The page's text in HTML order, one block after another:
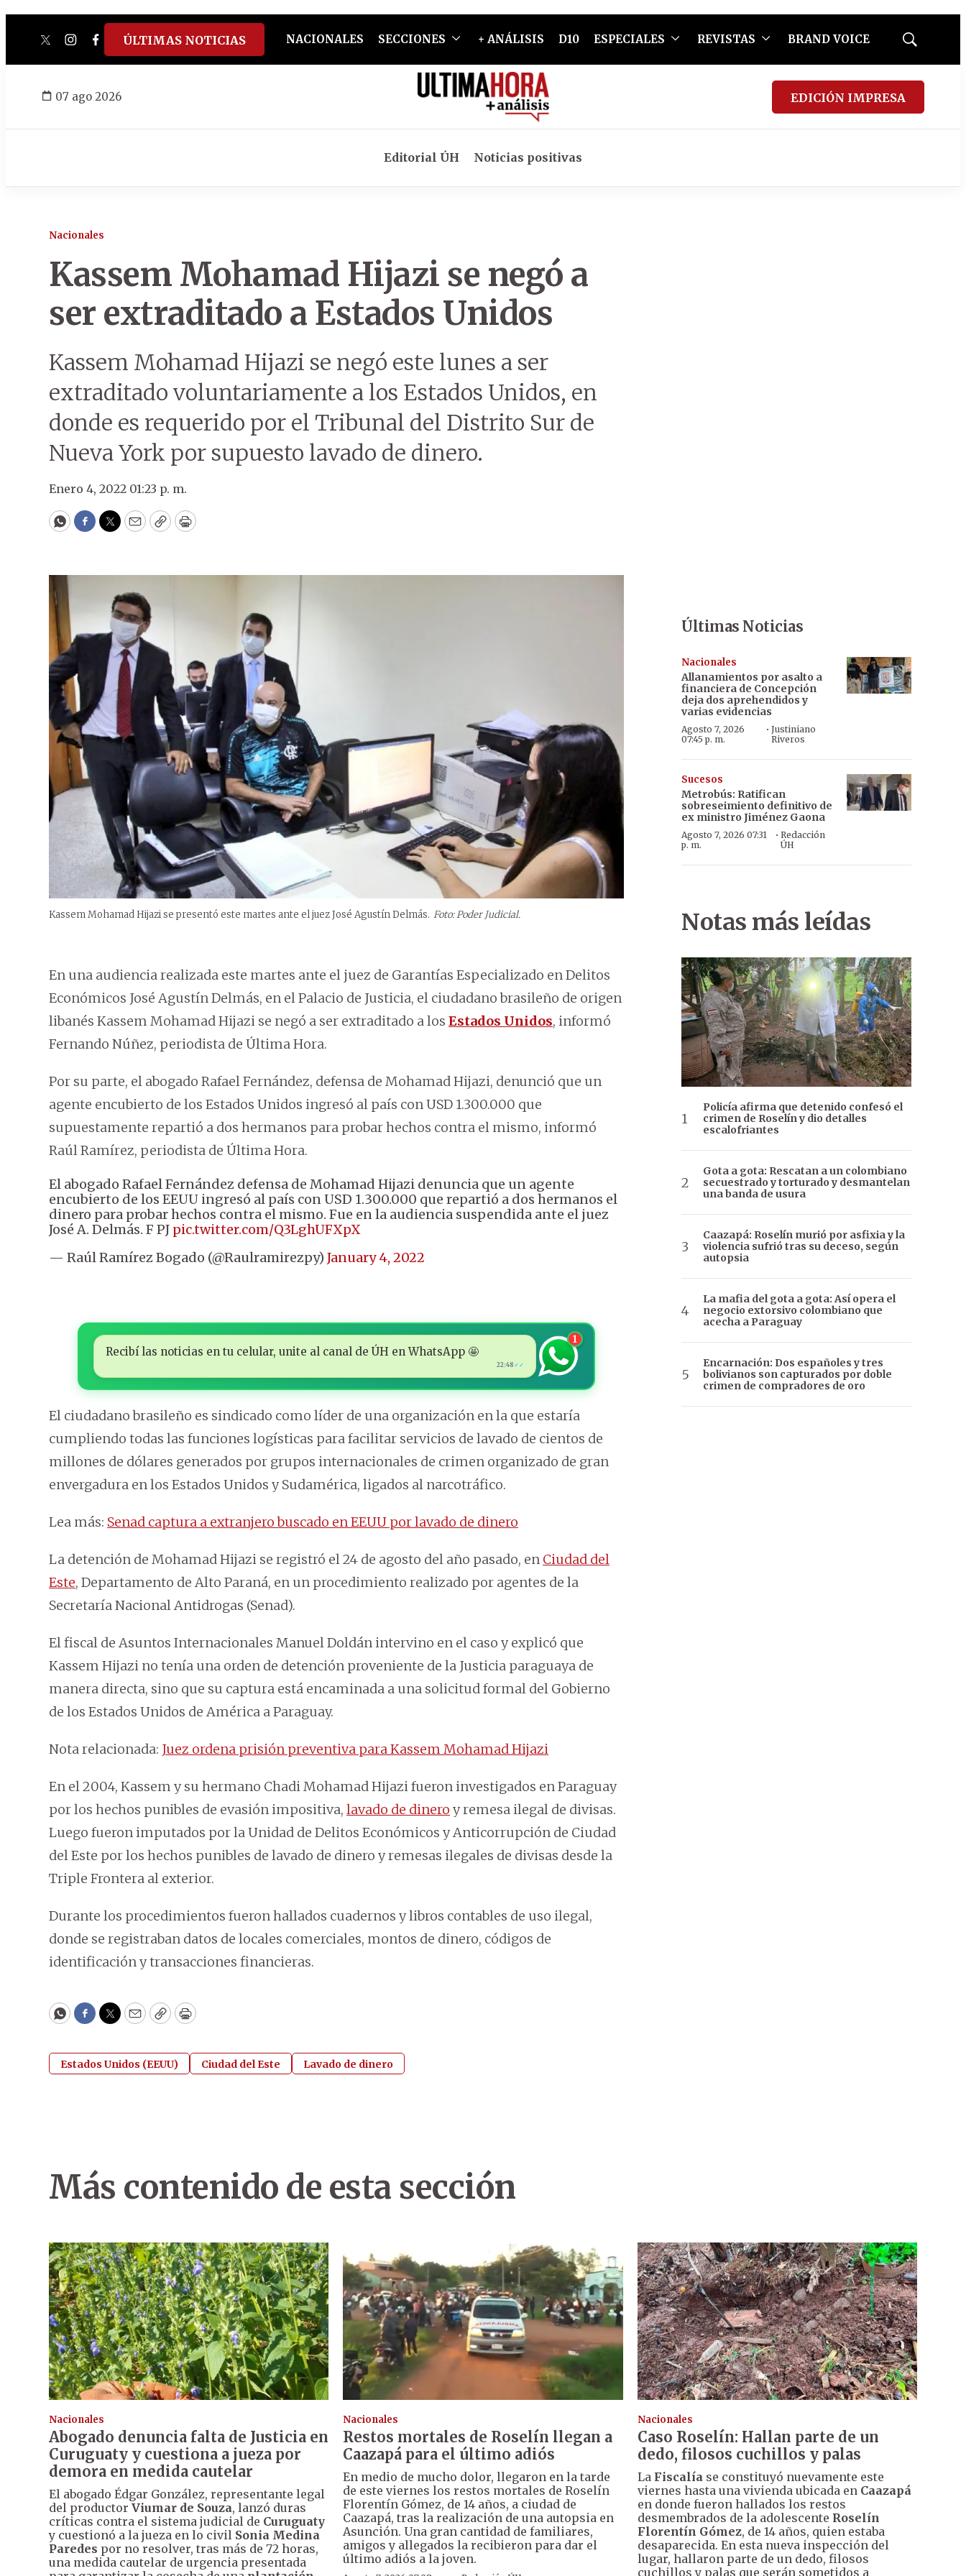
twitterinstagram
facebook
tiktokyoutube
spotify
ÚLTIMAS NOTICIAS NACIONALES SECCIONES + ANÁLISIS D10 ESPECIALES REVISTAS BRAND VOICE
Mostrar
07 ago 2026 EDICIÓN IMPRESA
Editorial ÚH Noticias positivas
Nacionales
Kassem Mohamad Hijazi se negó a
ser extraditado a Estados Unidos
Kassem Mohamad Hijazi se negó este lunes a ser
extraditado voluntariamente a los Estados Unidos, en
donde es requerido por el Tribunal del Distrito Sur de
Nueva York por supuesto lavado de dinero.
Enero 4, 2022 01:23 p. m.
WhatsApp
Facebook
Twitter
EmailCopyPrint
Kassem Mohamad Hijazi se presentó este martes ante el juez José Agustín Delmás. Foto: Poder Judicial.
En una audiencia realizada este martes ante el juez de Garantías Especializado en Delitos
Económicos José Agustín Delmás, en el Palacio de Justicia, el ciudadano brasileño de origen
libanés Kassem Mohamad Hijazi se negó a ser extraditado a los Estados Unidos, informó
Fernando Núñez, periodista de Última Hora.
Por su parte, el abogado Rafael Fernández, defensa de Mohamad Hijazi, denunció que un
agente encubierto de los Estados Unidos ingresó al país con USD 1.300.000 que
supuestamente repartió a dos hermanos para probar hechos contra el mismo, informó
Raúl Ramírez, periodista de Última Hora.
El abogado Rafael Fernández defensa de Mohamad Hijazi denuncia que un agente
encubierto de los EEUU ingresó al país con USD 1.300.000 que repartió a dos hermanos el
dinero para probar hechos contra el mismo. Fue en la audiencia suspendida ante el juez
José A. Delmás. F PJ pic.twitter.com/Q3LghUFXpX
— Raúl Ramírez Bogado (@Raulramirezpy) January 4, 2022
Recibí las noticias en tu celular, unite al canal de ÚH en WhatsApp 🤩
22:48 ✓✓
1
El ciudadano brasileño es sindicado como líder de una organización en la que estaría
cumpliendo todas las funciones logísticas para facilitar servicios de lavado de cientos de
millones de dólares generados por grupos internacionales de crimen organizado de gran
envergadura en los Estados Unidos y Sudamérica, ligados al narcotráfico.
Lea más: Senad captura a extranjero buscado en EEUU por lavado de dinero
La detención de Mohamad Hijazi se registró el 24 de agosto del año pasado, en Ciudad del
Este, Departamento de Alto Paraná, en un procedimiento realizado por agentes de la
Secretaría Nacional Antidrogas (Senad).
El fiscal de Asuntos Internacionales Manuel Doldán intervino en el caso y explicó que
Kassem Hijazi no tenía una orden de detención proveniente de la Justicia paraguaya de
manera directa, sino que su captura está encaminada a una solicitud formal del Gobierno
de los Estados Unidos de América a Paraguay.
Nota relacionada: Juez ordena prisión preventiva para Kassem Mohamad Hijazi
En el 2004, Kassem y su hermano Chadi Mohamad Hijazi fueron investigados en Paraguay
por los hechos punibles de evasión impositiva, lavado de dinero y remesa ilegal de divisas.
Luego fueron imputados por la Unidad de Delitos Económicos y Anticorrupción de Ciudad
del Este por los hechos punibles de lavado de dinero y remesas ilegales de divisas desde la
Triple Frontera al exterior.
Durante los procedimientos fueron hallados cuadernos y libros contables de uso ilegal,
donde se registraban datos de locales comerciales, montos de dinero, códigos de
identificación y transacciones financieras.
WhatsApp
Facebook
Twitter
EmailCopyPrint
Estados Unidos (EEUU) Ciudad del Este Lavado de dinero
Últimas Noticias
Nacionales
Allanamientos por asalto a
financiera de Concepción
deja dos aprehendidos y
varias evidencias
Agosto 7, 2026
07:45 p. m.
·Justiniano
Riveros
Sucesos
Metrobús: Ratifican
sobreseimiento definitivo de
ex ministro Jiménez Gaona
Agosto 7, 2026 07:31
p. m.
·Redacción
ÚH
Notas más leídas
Policía afirma que detenido confesó el
crimen de Roselín y dio detalles
escalofriantes
Gota a gota: Rescatan a un colombiano
secuestrado y torturado y desmantelan
una banda de usura
Caazapá: Roselín murió por asfixia y la
violencia sufrió tras su deceso, según
autopsia
La mafia del gota a gota: Así opera el
negocio extorsivo colombiano que
acecha a Paraguay
Encarnación: Dos españoles y tres
bolivianos son capturados por doble
crimen de compradores de oro
Más contenido de esta sección
Nacionales
Abogado denuncia falta de Justicia en
Curuguaty y cuestiona a jueza por
demora en medida cautelar
El abogado Édgar González, representante legal
del productor Viumar de Souza, lanzó duras
críticas contra el sistema judicial de Curuguaty
y cuestionó a la jueza en lo civil Sonia Medina
Paredes por no resolver, tras más de 72 horas,
una medida cautelar de urgencia presentada
Nacionales
Restos mortales de Roselín llegan a
Caazapá para el último adiós
En medio de mucho dolor, llegaron en la tarde
de este viernes los restos mortales de Roselín
Florentín Gómez, de 14 años, a ciudad de
Caazapá, tras la realización de una autopsia en
Asunción. Una gran cantidad de familiares,
amigos y allegados la recibieron para dar el
último adiós a la joven.
Nacionales
Caso Roselín: Hallan parte de un
dedo, filosos cuchillos y palas
La Fiscalíase constituyó nuevamente este
viernes hasta una vivienda ubicada en Caazapá
en donde fueron hallados los restos
desmembrados de la adolescente Roselín
Florentín Gómez, de 14 años, quien estaba
desaparecida. En esta nueva inspección del
lugar, hallaron parte de un dedo, filosos
cuchillos y palas que serán sometidos a